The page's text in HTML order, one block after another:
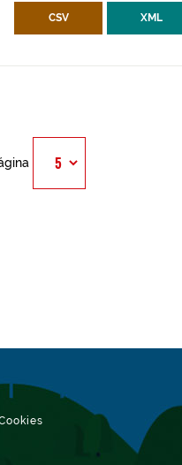
CSV XML